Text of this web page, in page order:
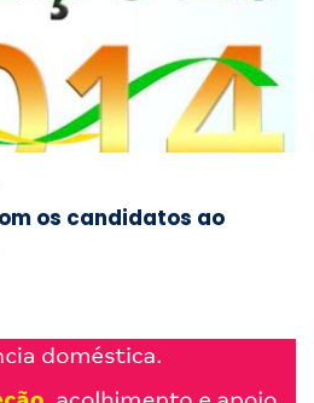
os candidatos ao